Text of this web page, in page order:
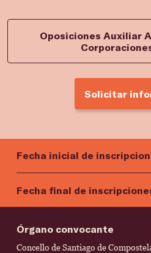
Oposiciones Auxiliar
Solicitar
Fecha inicial de
Fecha final de
Órgano convocante
Concello de Santiago de